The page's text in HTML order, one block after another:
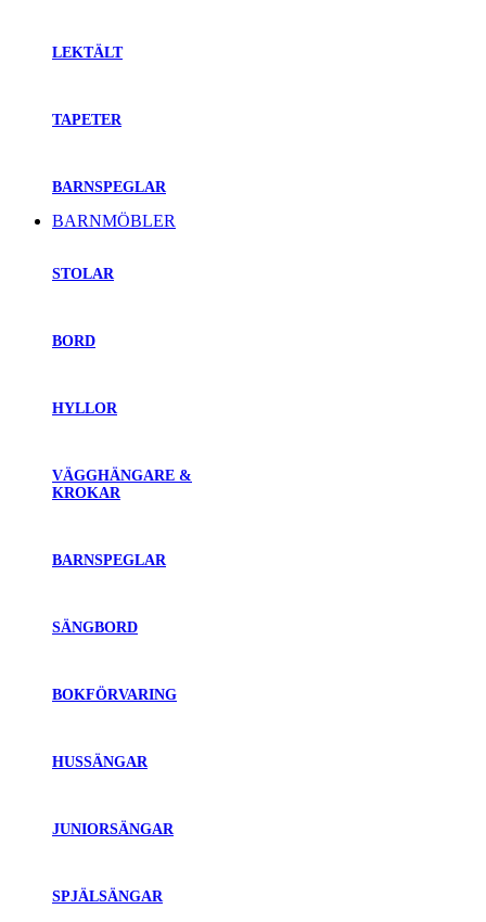
LEKTÄLT
TAPETER
BARNSPEGLAR
BARNMÖBLER
STOLAR
BORD
HYLLOR
VÄGGHÄNGARE &
KROKAR
BARNSPEGLAR
SÄNGBORD
BOKFÖRVARING
HUSSÄNGAR
JUNIORSÄNGAR
SPJÄLSÄNGAR